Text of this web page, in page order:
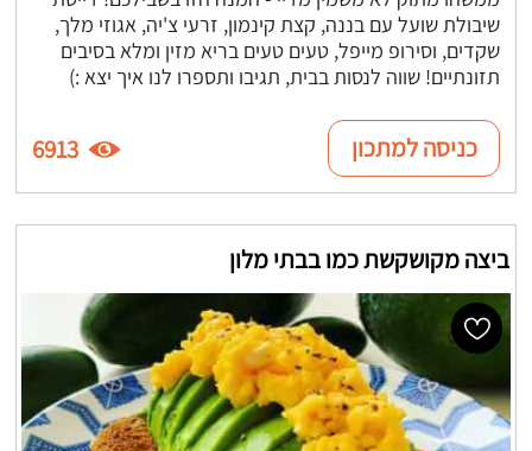
שיבולת שועל עם בננה, קצת קינמון, זרעי צ'יה, אגוזי מלך,
שקדים, וסירופ מייפל, טעים טעים בריא מזין ומלא בסיבים
תזונתיים! שווה לנסות בבית, תגיבו ותספרו לנו איך יצא :)
כניסה למתכון 6913
ביצה מקושקשת כמו בבתי מלון